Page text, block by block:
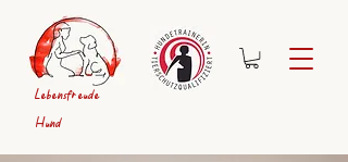
Lebensfreude
Hund